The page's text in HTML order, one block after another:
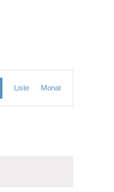
Ansichten-
Navigation
Liste Monat